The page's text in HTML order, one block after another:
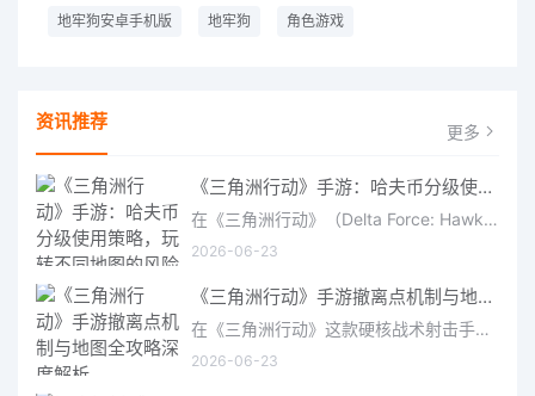
地牢狗安卓手机版 地牢狗 角色游戏
资讯推荐 更多
《三角洲行动》手游：哈夫币分级使用策略，玩转不同地图的风险与回报
在《三角洲行动》（Delta Force: Hawk Ops）“烽火地带”模式中，地图被划分为“普通”、“机密”和“绝密”三个
2026-06-23
《三角洲行动》手游撤离点机制与地图全攻略深度解析
在《三角洲行动》这款硬核战术射击手游中，撤离是每位干员行动的核心目标。无论你在战场中搜刮了多少高价值物
2026-06-23